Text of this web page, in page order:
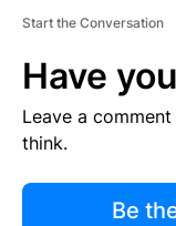
Start the Conversation
Have
Leave a
think.
Be